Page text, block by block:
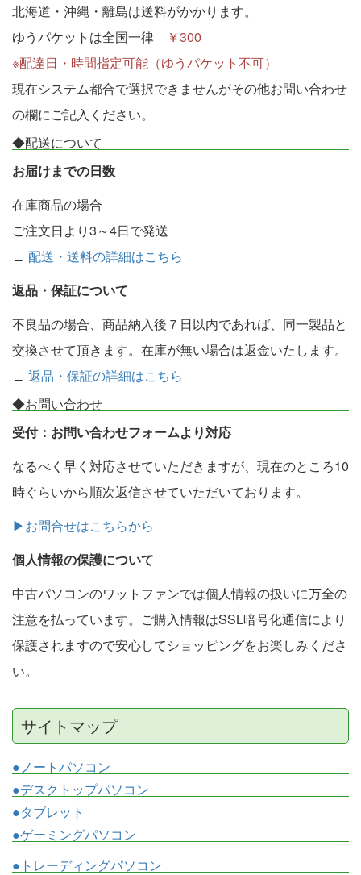
北海道・沖縄・離島は送料がかかります。
ゆうパケットは全国一律
￥300
※配達日・時間指定可能（ゆうパケット不可）
現在システム都合で選択できませんがその他お問い合わせ
の欄にご記入ください。
◆配送について
お届けまでの日数
在庫商品の場合
ご注文日より3～4日で発送
∟ 配送・送料の詳細はこちら
返品・保証について
不良品の場合、商品納入後７日以内であれば、同一製品と
交換させて頂きます。在庫が無い場合は返金いたします。
∟ 返品・保証の詳細はこちら
◆お問い合わせ
受付：お問い合わせフォームより対応
なるべく早く対応させていただきますが、現在のところ10
時ぐらいから順次返信させていただいております。
▶お問合せはこちらから
個人情報の保護について
中古パソコンのワットファンでは個人情報の扱いに万全の
注意を払っています。ご購入情報はSSL暗号化通信により
保護されますので安心してショッピングをお楽しみくださ
い。
サイトマップ
●ノートパソコン
●デスクトップパソコン
●タブレット
●ゲーミングパソコン
●トレーディングパソコン